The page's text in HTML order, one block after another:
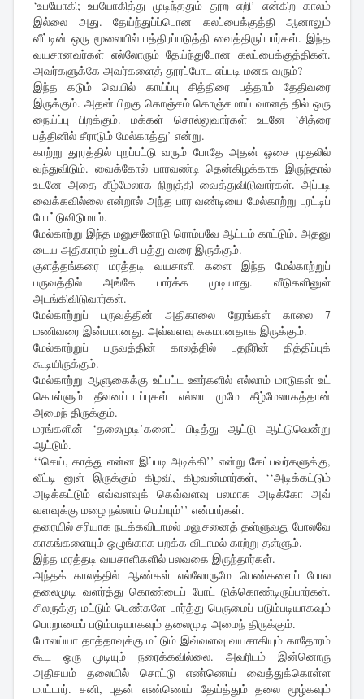
‘உபயோகி; உபயோகித்து முடிந்ததும் தூற எறி’ என்கிற காலம்
இல்லை அது. தேய்ந்துப்ப்பொன கலப்பைக்குத்தி ஆனாலும்
வீட்டின் ஒரு மூலையில் பத்திரப்படுத்தி வைத்திருப்பார்கள். இந்த
வயசானவர்கள் எல்லோரும் தேய்ந்துபோன கலப்பைக்குத்திகள்.
அவர்களுக்கே அவர்களைத் தூரப்போட எப்படி மனசு வரும்?
இந்த கடும் வெயில் காய்ப்பு சித்திரை பத்தாம் தேதிவரை
இருக்கும். அதன் பிறகு கொஞ்சம் கொஞ்சமாய் வானத் தில் ஒரு
நைய்ப்பு பிறக்கும். மக்கள் சொல்லுவார்கள் உடனே ‘சித்ரை
பத்தினில் சீராடும் மேல்காத்து’ என்று.
காற்று தூரத்தில் புறப்பட்டு வரும் போதே அதன் ஓசை முதலில்
வந்துவிடும். வைக்கோல் பாரவண்டி தென்கிழக்காக இருந்தால்
உடனே அதை கீழ்மேலாக நிறுத்தி வைத்துவிடுவார்கள். அப்படி
வைக்கவில்லை என்றால் அந்த பார வண்டியை மேல்காற்று புரட்டிப்
போட்டுவிடுமாம்.
மேல்காற்று இந்த மனுசனோடு ரொம்பவே ஆட்டம் காட்டும். அதனு
டைய அதிகாரம் ஐப்பசி பத்து வரை இருக்கும்.
குளத்தங்கரை மரத்தடி வயசாளி களை இந்த மேல்காற்றுப்
பருவத்தில் அங்கே பார்க்க முடியாது. வீடுகளினுள்
அடங்கிவிடுவார்கள்.
மேல்காற்றுப் பருவத்தின் அதிகாலை நேரங்கள் காலை 7
மணிவரை இன்பமானது. அவ்வளவு சுகமானதாக இருக்கும்.
மேல்காற்றுப் பருவத்தின் காலத்தில் பதநீரின் தித்திப்புக்
கூடியிருக்கும்.
மேல்காற்று ஆளுகைக்கு உட்பட்ட ஊர்களில் எல்லாம் மாடுகள் உட்
கொள்ளும் தீவனப்படப்புகள் எல்லா முமே கீழ்மேலாகத்தான்
அமைந் திருக்கும்.
மரங்களின் ‘தலைமுடி’களைப் பிடித்து ஆட்டு ஆட்டுவென்று
ஆட்டும்.
‘‘செய், காத்து என்ன இப்படி அடிக்கி’’ என்று கேட்பவர்களுக்கு,
வீட்டி னுள் இருக்கும் கிழவி, கிழவன்மார்கள், ‘‘அடிக்கட்டும்
அடிக்கட்டும் எவ்வளவுக் கெவ்வளவு பலமாக அடிக்கோ அவ்
வளவுக்கு மழை நல்லாப் பெய்யும்’’ என்பார்கள்.
தரையில் சரியாக நடக்கவிடாமல் மனுசனைத் தள்ளுவது போலவே
காகங்களையும் ஒழுங்காக பறக்க விடாமல் காற்று தள்ளும்.
இந்த மரத்தடி வயசாளிகளில் பலவகை இருந்தார்கள்.
அந்தக் காலத்தில் ஆண்கள் எல்லோருமே பெண்களைப் போல
தலைமுடி வளர்த்து கொண்டைப் போட் டுக்கொண்டிருப்பார்கள்.
சிலருக்கு மட்டும் பெண்களே பார்த்து பெருமைப் படும்படியாகவும்
பொறாமைப் படும்படியாகவும் தலைமுடி அமைந் திருக்கும்.
போலய்யா தாத்தாவுக்கு மட்டும் இவ்வளவு வயசாகியும் காதோரம்
கூட ஒரு முடியும் நரைக்கவில்லை. அவரிடம் இன்னொரு
அதிசயம் தலையில் சொட்டு எண்ணெய் வைத்துக்கொள்ள
மாட்டார். சனி, புதன் எண்ணெய் தேய்த்தும் தலை மூழ்கவும்